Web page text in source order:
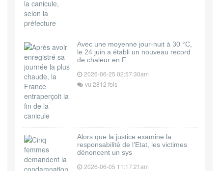
Avec une moyenne jour-nuit à 30 °C,
le 24 juin a établi un nouveau record
de chaleur en F
2026-06-25 02:57:30am
vu 2812 fois
Alors que la justice examine la
responsabilité de l’Etat, les victimes
dénoncent un sys
2026-06-05 11:17:21am